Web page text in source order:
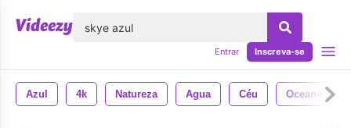
Entrar Inscreva-se
Azul 4k Natureza Agua Céu Oceano